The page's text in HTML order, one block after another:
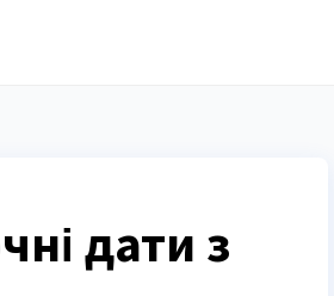
дати з